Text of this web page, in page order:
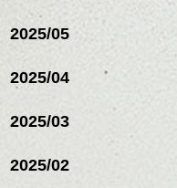
ヘアカラー/ハイライト
ルカラー/髪質改善/
ミニボブ/抜け感ショー
ヘアカラー/ハイライト/
リートメント/ブリーチ/
ナーカラー/イルミナカ
ミニボブ/抜け感ショー
2025/05
2025/04
2025/03
2025/02